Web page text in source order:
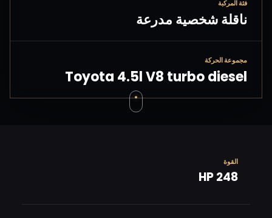
فئة المركبة
ناقلة شخصية مدرعة
مجموعة الحركة
Toyota 4.5l V8 turbo diesel
القوة
248 HP